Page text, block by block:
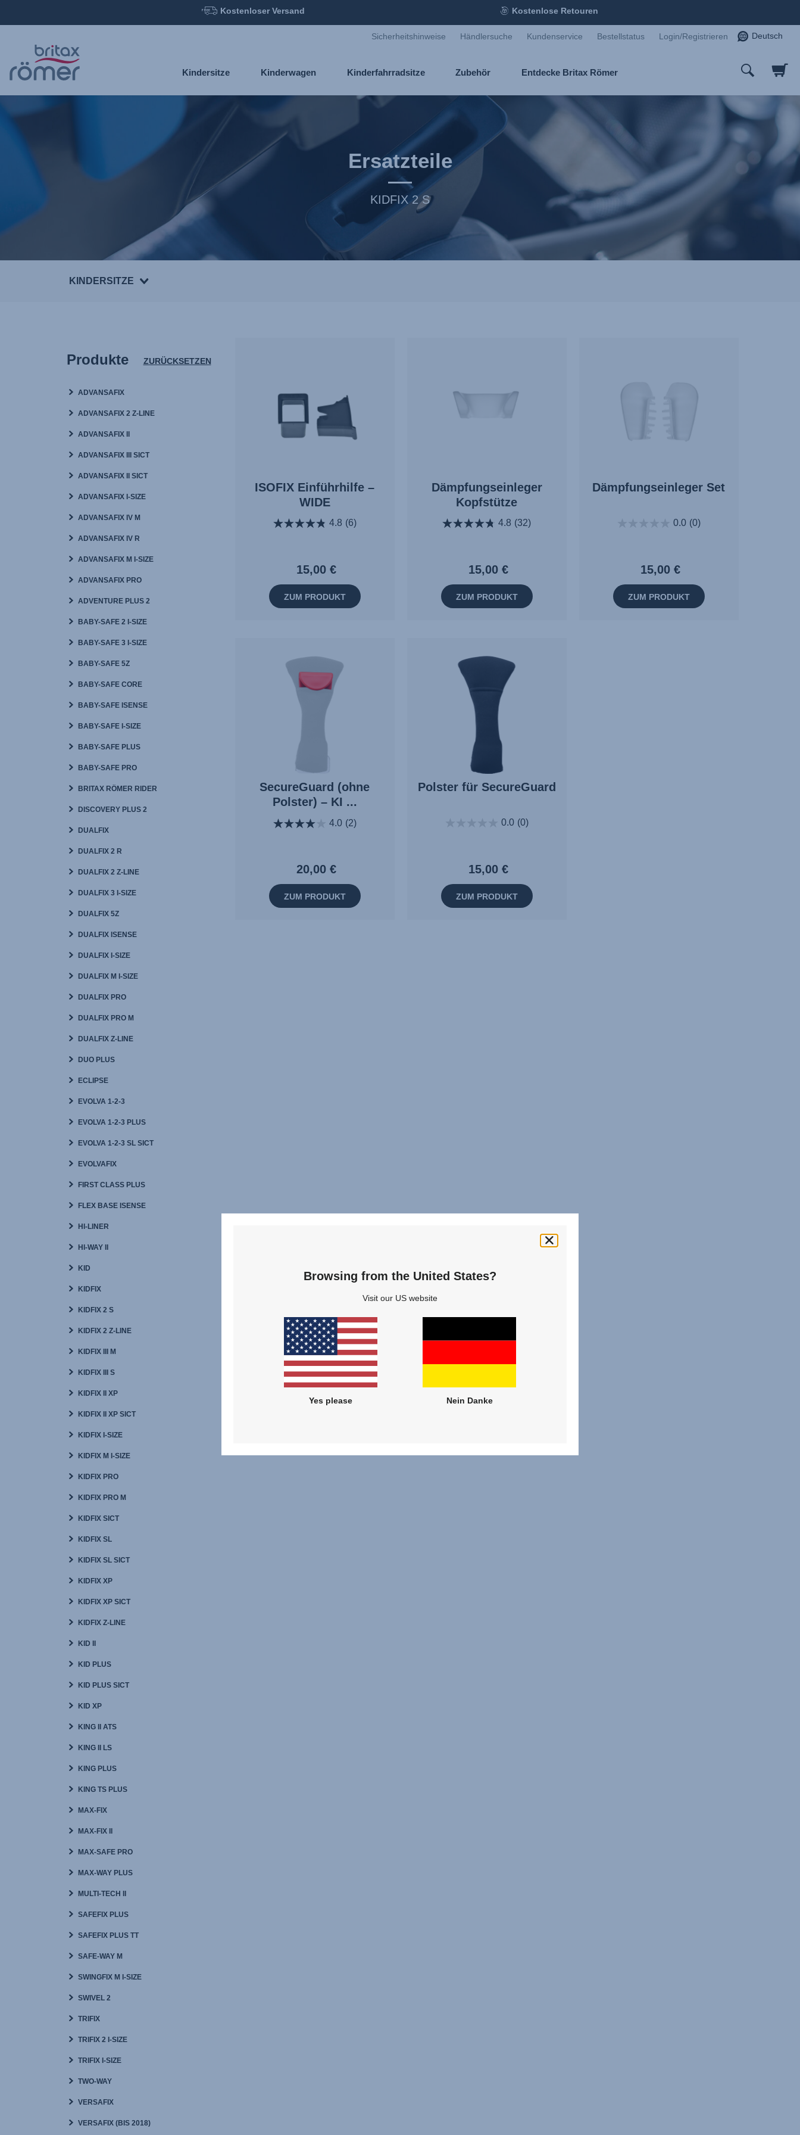
Hauptinhalt
springen
Kostenloser Versand Kostenlose Retouren
Sicherheitshinweise Händlersuche Kundenservice Bestellstatus Login/Registrieren Deutsch
Kindersitze Kinderwagen Kinderfahrradsitze Zubehör Entdecke Britax Römer
Ersatzteile
KIDFIX 2 S
KINDERSITZE
ISOFIX Einführhilfe –
WIDE
4.8 (6)
15,00 €
ZUM PRODUKT
Dämpfungseinleger
Kopfstütze
4.8 (32)
15,00 €
ZUM PRODUKT
Dämpfungseinleger Set
0.0 (0)
15,00 €
ZUM PRODUKT
SecureGuard (ohne
Polster) – KI ...
4.0 (2)
20,00 €
ZUM PRODUKT
Polster für SecureGuard
0.0 (0)
15,00 €
ZUM PRODUKT
Produkte ZURÜCKSETZEN
ADVANSAFIX
ADVANSAFIX 2 Z-LINE
ADVANSAFIX II
ADVANSAFIX III SICT
ADVANSAFIX II SICT
ADVANSAFIX I-SIZE
ADVANSAFIX IV M
ADVANSAFIX IV R
ADVANSAFIX M I-SIZE
ADVANSAFIX PRO
ADVENTURE PLUS 2
BABY-SAFE 2 I-SIZE
BABY-SAFE 3 I-SIZE
BABY-SAFE 5Z
BABY-SAFE CORE
BABY-SAFE ISENSE
BABY-SAFE I-SIZE
BABY-SAFE PLUS
BABY-SAFE PRO
BRITAX RÖMER RIDER
DISCOVERY PLUS 2
DUALFIX
DUALFIX 2 R
DUALFIX 2 Z-LINE
DUALFIX 3 I-SIZE
DUALFIX 5Z
DUALFIX ISENSE
DUALFIX I-SIZE
DUALFIX M I-SIZE
DUALFIX PRO
DUALFIX PRO M
DUALFIX Z-LINE
DUO PLUS
ECLIPSE
EVOLVA 1-2-3
EVOLVA 1-2-3 PLUS
EVOLVA 1-2-3 SL SICT
EVOLVAFIX
FIRST CLASS PLUS
FLEX BASE ISENSE
HI-LINER
HI-WAY II
KID
KIDFIX
KIDFIX 2 S
KIDFIX 2 Z-LINE
KIDFIX III M
KIDFIX III S
KIDFIX II XP
KIDFIX II XP SICT
KIDFIX I-SIZE
KIDFIX M I-SIZE
KIDFIX PRO
KIDFIX PRO M
KIDFIX SICT
KIDFIX SL
KIDFIX SL SICT
KIDFIX XP
KIDFIX XP SICT
KIDFIX Z-LINE
KID II
KID PLUS
KID PLUS SICT
KID XP
KING II ATS
KING II LS
KING PLUS
KING TS PLUS
MAX-FIX
MAX-FIX II
MAX-SAFE PRO
MAX-WAY PLUS
MULTI-TECH II
SAFEFIX PLUS
SAFEFIX PLUS TT
SAFE-WAY M
SWINGFIX M I-SIZE
SWIVEL 2
TRIFIX
TRIFIX 2 I-SIZE
TRIFIX I-SIZE
TWO-WAY
VERSAFIX
VERSAFIX (BIS 2018)
Browsing from the United States?
Visit our US website
Yes please Nein Danke